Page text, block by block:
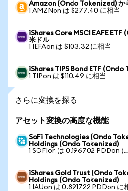
Amazon (Ondo Tokenized) か
1 AMZNon は $277.40 に相当
iShares Core MSCI EAFE ETF
米ドル
1 IEFAon は $103.32 に相当
iShares TIPS Bond ETF (Ondo
1 TIPon は $110.49 に相当
さらに変換を探る
アセット変換の高度な機能
SoFi Technologies (Ondo
Holdings (Ondo Tokenized)
1 SOFIon は 0.196702 PDDon
iShares Gold Trust (Ondo
Holdings (Ondo Tokenized)
1 IAUon は 0.891722 PDDon に